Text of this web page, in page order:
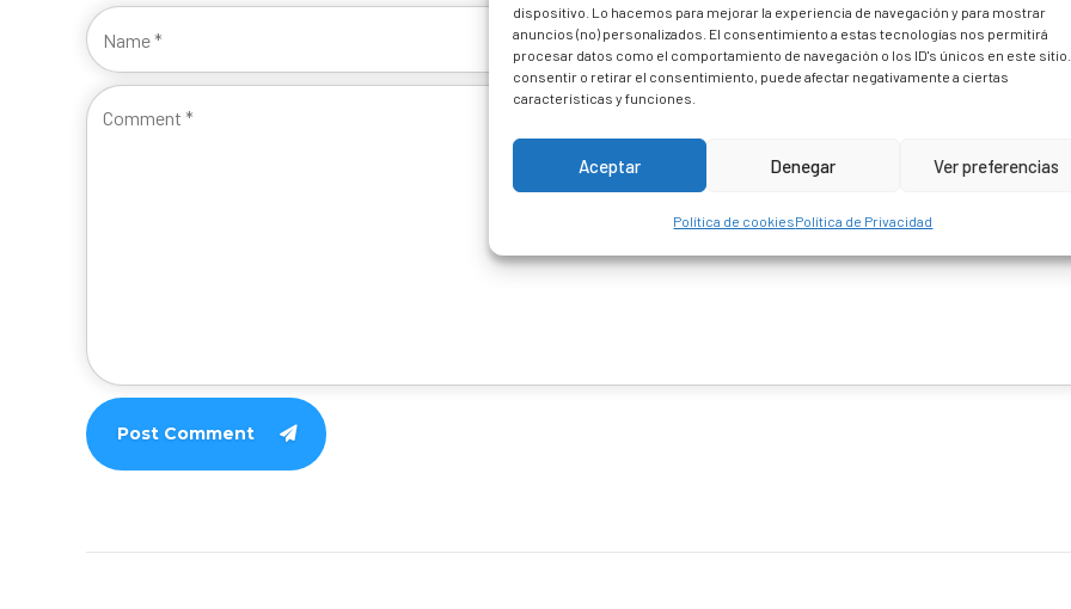
dispositivo. Lo hacemos para mejorar la experiencia de navegación y para mostrar
anuncios (no) personalizados. El consentimiento a estas tecnologías nos permitirá
procesar datos como el comportamiento de navegación o los ID's únicos en este
consentir o retirar el consentimiento, puede afectar negativamente a ciertas
características y funciones.
Aceptar Denegar Ver preferencias
Política de cookiesPolítica de Privacidad
Post Comment